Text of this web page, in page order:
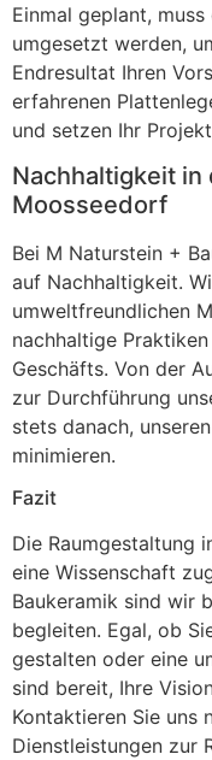
Einmal geplant,
umgesetzt werden,
Endresultat Ihren
erfahrenen
und setzen Ihr
Nachhaltigkeit in
Moosseedorf
Bei M Naturstein +
auf Nachhaltigkeit.
umweltfreundlichen
nachhaltige
Geschäfts. Von der
zur Durchführung
stets danach,
minimieren.
Fazit
Die Raumgestaltung
eine Wissenschaft
Baukeramik sind wir
begleiten. Egal, ob
gestalten oder eine
sind bereit, Ihre
Kontaktieren Sie uns
Dienstleistungen zur